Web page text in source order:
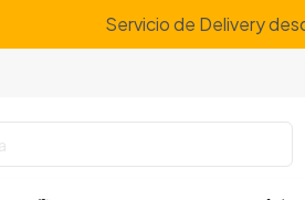
Servicio de Delivery